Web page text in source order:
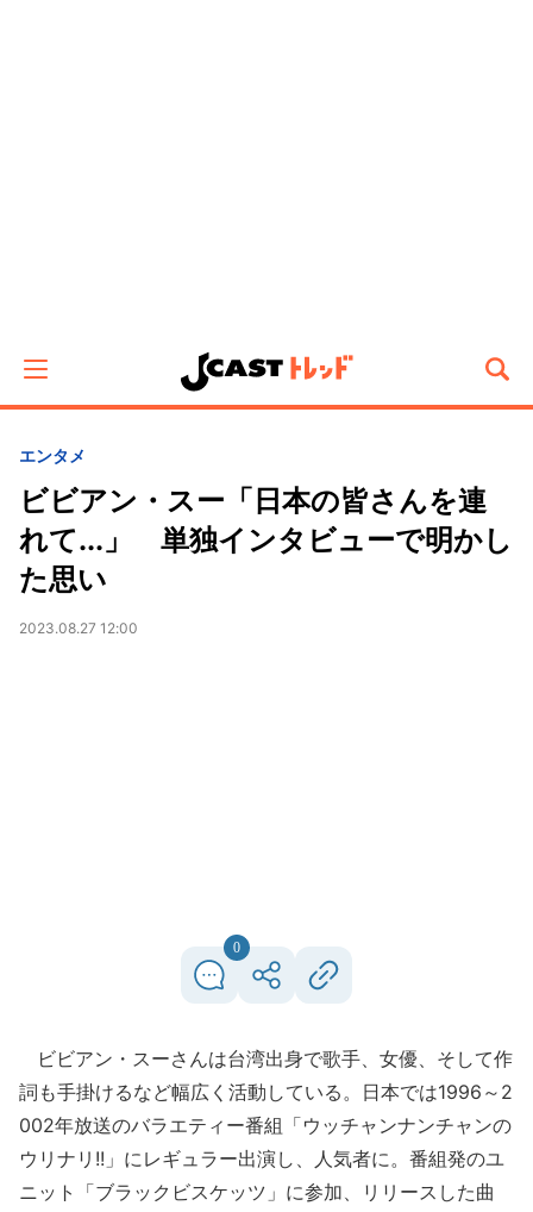
エンタメ
ビビアン・スー「日本の皆さんを連
れて...」 単独インタビューで明かし
た思い
2023.08.27 12:00
0
ビビアン・スーさんは台湾出身で歌手、女優、そして作
詞も手掛けるなど幅広く活動している。日本では1996～2
002年放送のバラエティー番組「ウッチャンナンチャンの
ウリナリ!!」にレギュラー出演し、人気者に。番組発のユ
ニット「ブラックビスケッツ」に参加、リリースした曲